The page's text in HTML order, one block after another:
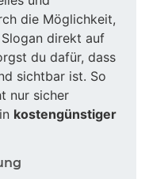
die Möglichkeit,
direkt auf
du dafür, dass
sichtbar ist. So
nur sicher
kostengünstiger